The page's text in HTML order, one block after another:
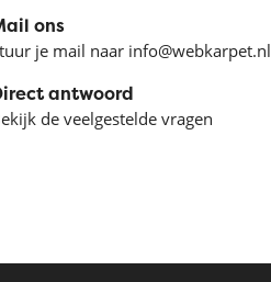
ons
je mail naar info@webkarpet.nl
antwoord
de veelgestelde vragen